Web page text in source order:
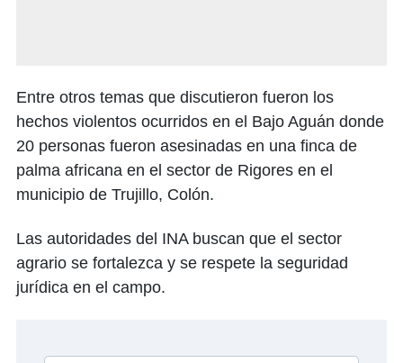
Entre otros temas que discutieron fueron los
hechos violentos ocurridos en el Bajo Aguán donde
20 personas fueron asesinadas en una finca de
palma africana en el sector de Rigores en el
municipio de Trujillo, Colón.
Las autoridades del INA buscan que el sector
agrario se fortalezca y se respete la seguridad
jurídica en el campo.